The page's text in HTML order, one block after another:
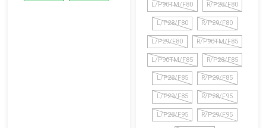
L/P90TM/F80 R/P28/F80
L/P28/F80 R/P29/F80
L/P29/F80 R/P90TM/F85
L/P90TM/F85 R/P28/F85
L/P28/F85 R/P29/F85
L/P29/F85 R/P28/F95
L/P28/F95 R/P29/F95